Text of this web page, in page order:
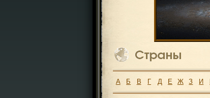
А Б В Г Д Е Ж З И